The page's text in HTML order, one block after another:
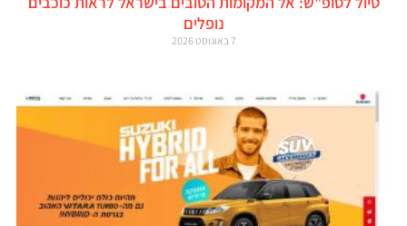
נופלים
7 באוגוסט 2026